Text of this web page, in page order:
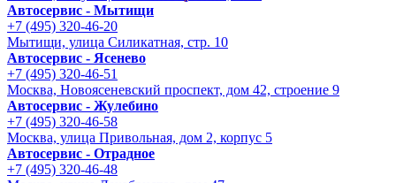
Автосервис - Мытищи
+7 (495) 320-46-20
Мытищи, улица Силикатная, стр. 10
Автосервис - Ясенево
+7 (495) 320-46-51
Москва, Новоясеневский проспект, дом 42, строение 9
Автосервис - Жулебино
+7 (495) 320-46-58
Москва, улица Привольная, дом 2, корпус 5
Автосервис - Отрадное
+7 (495) 320-46-48